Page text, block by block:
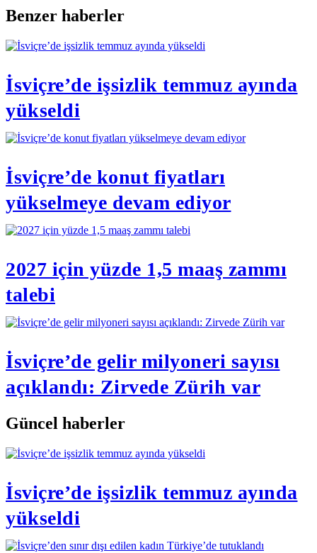
Benzer haberler
İsviçre’de işsizlik temmuz ayında
yükseldi
İsviçre’de konut fiyatları
yükselmeye devam ediyor
2027 için yüzde 1,5 maaş zammı
talebi
İsviçre’de gelir milyoneri sayısı
açıklandı: Zirvede Zürih var
Güncel haberler
İsviçre’de işsizlik temmuz ayında
yükseldi